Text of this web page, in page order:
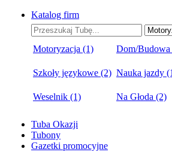
Katalog firm
Motoryzacja (1) Dom/Budowa
Szkoły językowe (2) Nauka jazdy
Weselnik (1) Na Głoda (2)
Tuba Okazji
Tubony
Gazetki promocyjne